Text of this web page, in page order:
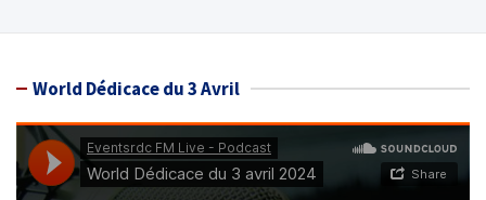
World Dédicace du 3 Avril